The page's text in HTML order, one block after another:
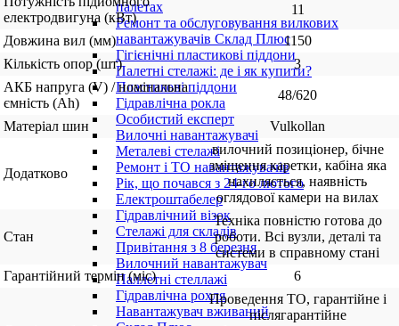
палетах
Ремонт та обслуговування вилкових
навантажувачів Склад Плюс
Гігієнічні пластикові піддони
Палетні стелажі: де і як купити?
Пластикові піддони
Гідравлічна рокла
Особистий експерт
Вилочні навантажувачі
Металеві стелажі
Ремонт і ТО навантажувачів
Рік, що почався з 24-го лютого
Електроштабелер
Гідравлічний візок
Стелажі для складів
Привітання з 8 березня
Вилочний навантажувач
Паллетні стеллажі
Гідравлічна рохля
Навантажувач вживаний
електродвигуна (кВт)
11
Довжина вил (мм)
1150
Кількість опор (шт)
3
АКБ напруга (V) / номінальна
ємність (Ah)
48/620
Матеріал шин Vulkollan
Додатково
вилочний позиціонер, бічне
зміщення каретки, кабіна яка
нахиляється, наявність
оглядової камери на вилах
Стан
Техніка повністю готова до
роботи. Всі вузли, деталі та
системи в справному стані
Гарантійний термін (міс)
6
Проведення ТО, гарантійне і
післягарантійне